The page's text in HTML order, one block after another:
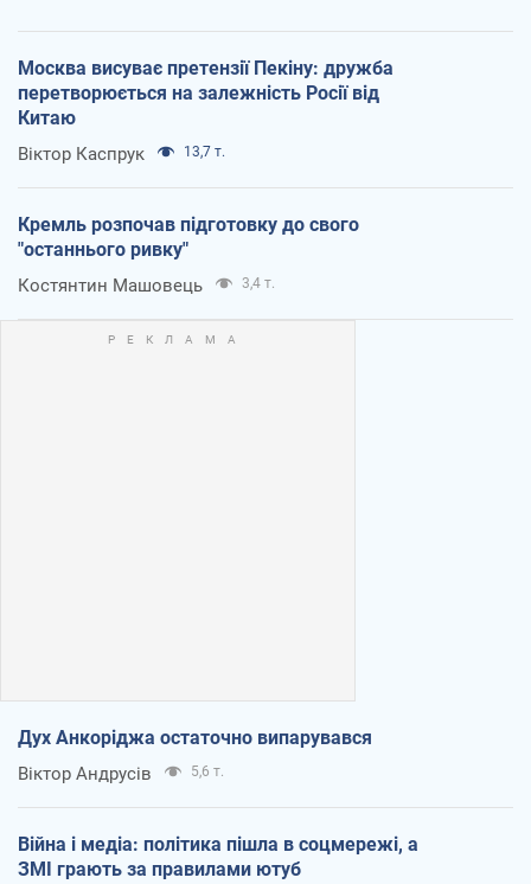
Москва висуває претензії Пекіну: дружба
перетворюється на залежність Росії від
Китаю
Віктор Каспрук 13,7 т.
Кремль розпочав підготовку до свого
"останнього ривку"
Костянтин Машовець 3,4 т.
Дух Анкоріджа остаточно випарувався
Віктор Андрусів 5,6 т.
Війна і медіа: політика пішла в соцмережі, а
ЗМІ грають за правилами ютуб